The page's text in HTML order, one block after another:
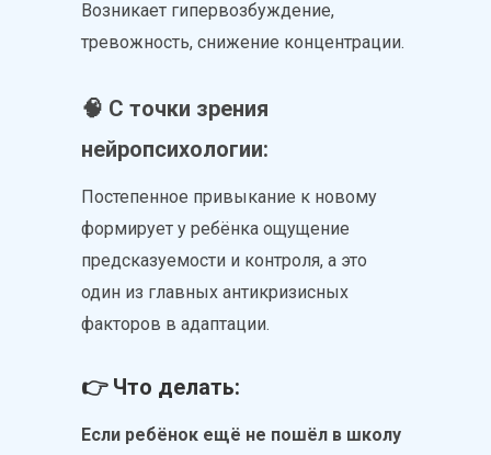
Возникает гипервозбуждение,
тревожность, снижение концентрации.
🧠 С точки зрения
нейропсихологии:
Постепенное привыкание к новому
формирует у ребёнка ощущение
предсказуемости и контроля, а это
один из главных антикризисных
факторов в адаптации.
👉 Что делать:
Если ребёнок ещё не пошёл в школу